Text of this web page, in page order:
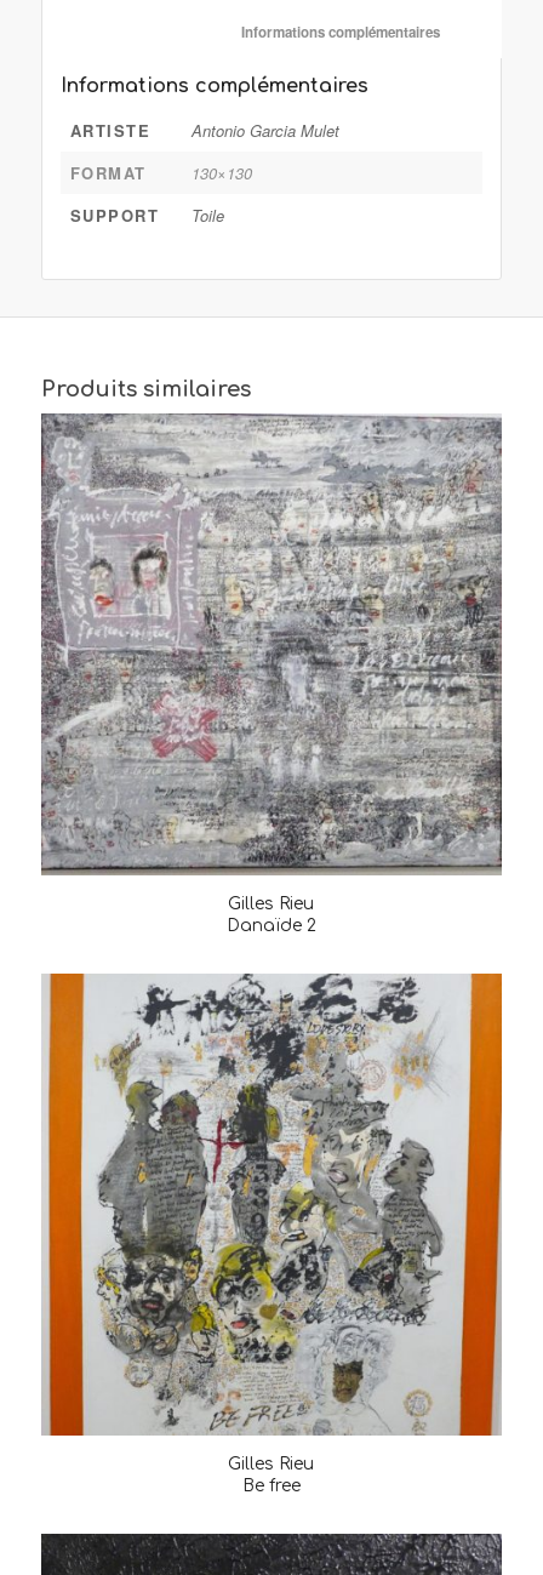
Informations
Informations complémentaires
ARTISTE
Antonio Garcia Mulet
FORMAT
130×130
SUPPORT
Toile
Produits similaires
Gilles Rieu
Danaïde 2
Gilles Rieu
Be free